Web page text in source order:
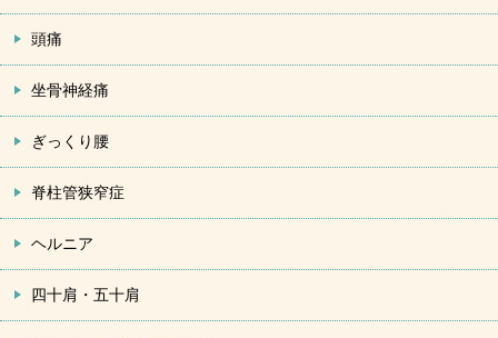
頭痛
坐骨神経痛
ぎっくり腰
脊柱管狭窄症
ヘルニア
四十肩・五十肩